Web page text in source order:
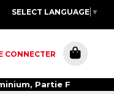
SELECT LANGUAGE ▼
CONNECTER
Partie F